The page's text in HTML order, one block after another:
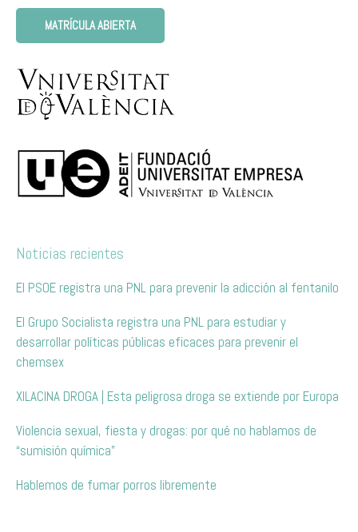
MATRÍCULA ABIERTA
Noticias recientes
El PSOE registra una PNL para prevenir la adicción al fentanilo
El Grupo Socialista registra una PNL para estudiar y
desarrollar políticas públicas eficaces para prevenir el
chemsex
XILACINA DROGA | Esta peligrosa droga se extiende por Europa
Violencia sexual, fiesta y drogas: por qué no hablamos de
“sumisión química”
Hablemos de fumar porros libremente